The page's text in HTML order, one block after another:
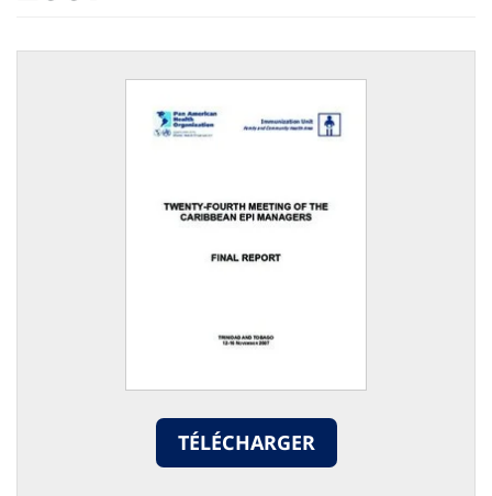
TÉLÉCHARGER